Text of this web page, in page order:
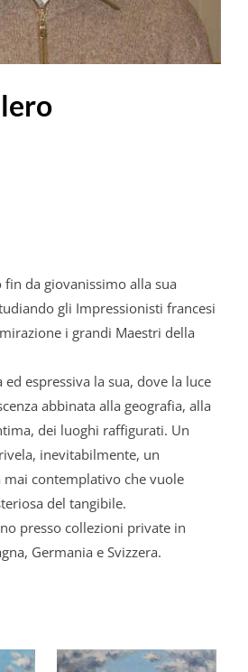
da giovanissimo alla sua
gli Impressionisti francesi
i grandi Maestri della
espressiva la sua, dove la luce
abbinata alla geografia, alla
dei luoghi raffigurati. Un
inevitabilmente, un
mai contemplativo che vuole
del tangibile.
presso collezioni private in
Germania e Svizzera.